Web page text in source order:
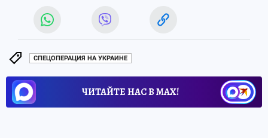
СПЕЦОПЕРАЦИЯ НА УКРАИНЕ
ЧИТАЙТЕ НАС В МАХ!